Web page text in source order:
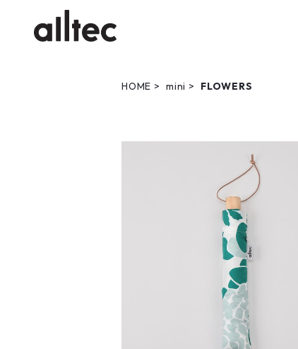
HOME mini FLOWERS